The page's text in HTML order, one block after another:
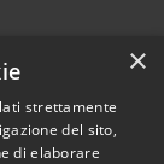
×
strettamente
del sito,
di elaborare